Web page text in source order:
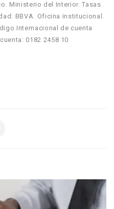
Ministerio del Interior. Tasas
BBVA. Oficina institucional.
Internacional de cuenta
0182 2458 10